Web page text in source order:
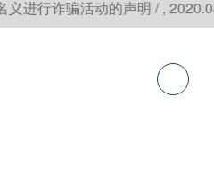
进行诈骗活动的声明 / ,